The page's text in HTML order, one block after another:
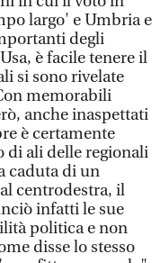
largo' e Umbria e
degli
è facile tenere il
si sono rivelate
memorabili
anche inaspettati
è certamente
di ali delle regionali
caduta di un
centrodestra, il
infatti le sue
politica e non
disse lo stesso